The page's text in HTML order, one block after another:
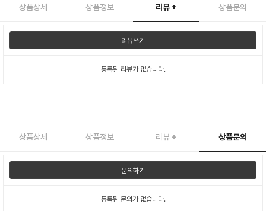
상품상세 상품정보 리뷰 + 상품문의
리뷰쓰기
등록된 리뷰가 없습니다.
상품상세 상품정보 리뷰 + 상품문의
문의하기
등록된 문의가 없습니다.